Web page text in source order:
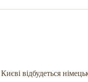
відбудеться